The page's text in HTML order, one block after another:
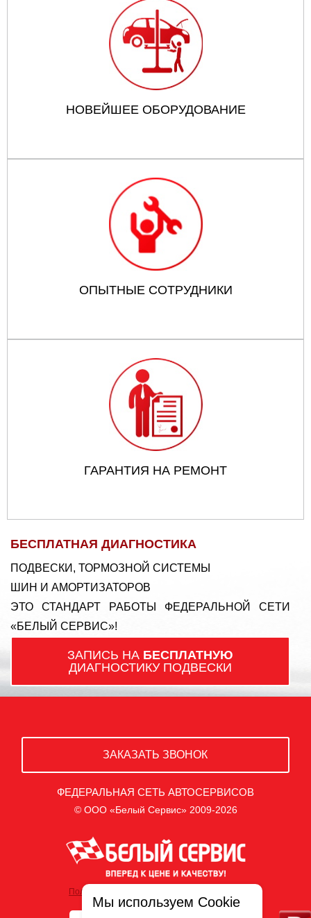
НОВЕЙШЕЕ ОБОРУДОВАНИЕ
ОПЫТНЫЕ СОТРУДНИКИ
ГАРАНТИЯ НА РЕМОНТ
БЕСПЛАТНАЯ ДИАГНОСТИКА
ПОДВЕСКИ, ТОРМОЗНОЙ СИСТЕМЫ
ШИН И АМОРТИЗАТОРОВ
ЭТО СТАНДАРТ РАБОТЫ ФЕДЕРАЛЬНОЙ СЕТИ
«БЕЛЫЙ СЕРВИС»!
ЗАПИСЬ НА БЕСПЛАТНУЮ
ДИАГНОСТИКУ ПОДВЕСКИ
ЗАКАЗАТЬ ЗВОНОК
ФЕДЕРАЛЬНАЯ СЕТЬ АВТОСЕРВИСОВ
© ООО «Белый Сервис» 2009-2026
Политика обработки персональных данных
Мы используем Cookie